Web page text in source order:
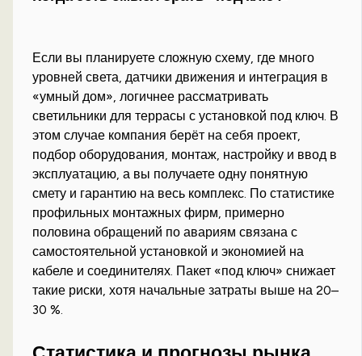
Если вы планируете сложную схему, где много
уровней света, датчики движения и интеграция в
«умный дом», логичнее рассматривать
светильники для террасы с установкой под ключ. В
этом случае компания берёт на себя проект,
подбор оборудования, монтаж, настройку и ввод в
эксплуатацию, а вы получаете одну понятную
смету и гарантию на весь комплекс. По статистике
профильных монтажных фирм, примерно
половина обращений по авариям связана с
самостоятельной установкой и экономией на
кабеле и соединителях. Пакет «под ключ» снижает
такие риски, хотя начальные затраты выше на 20–
30 %.